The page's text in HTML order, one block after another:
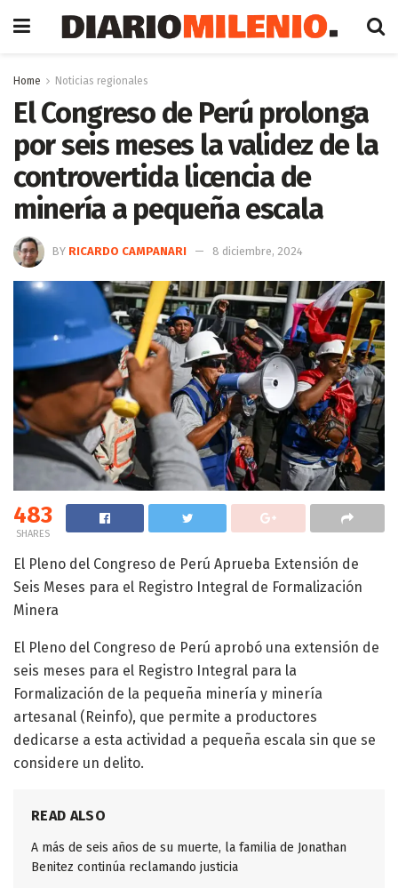
Home Noticias regionales
El Congreso de Perú prolonga
por seis meses la validez de la
controvertida licencia de
minería a pequeña escala
BY RICARDO CAMPANARI 8 diciembre, 2024
483
SHARES
El Pleno del Congreso de Perú Aprueba Extensión de
Seis Meses para el Registro Integral de Formalización
Minera
El Pleno del Congreso de Perú aprobó una extensión de
seis meses para el Registro Integral para la
Formalización de la pequeña minería y minería
artesanal (Reinfo), que permite a productores
dedicarse a esta actividad a pequeña escala sin que se
considere un delito.
READ ALSO
A más de seis años de su muerte, la familia de Jonathan
Benitez continúa reclamando justicia